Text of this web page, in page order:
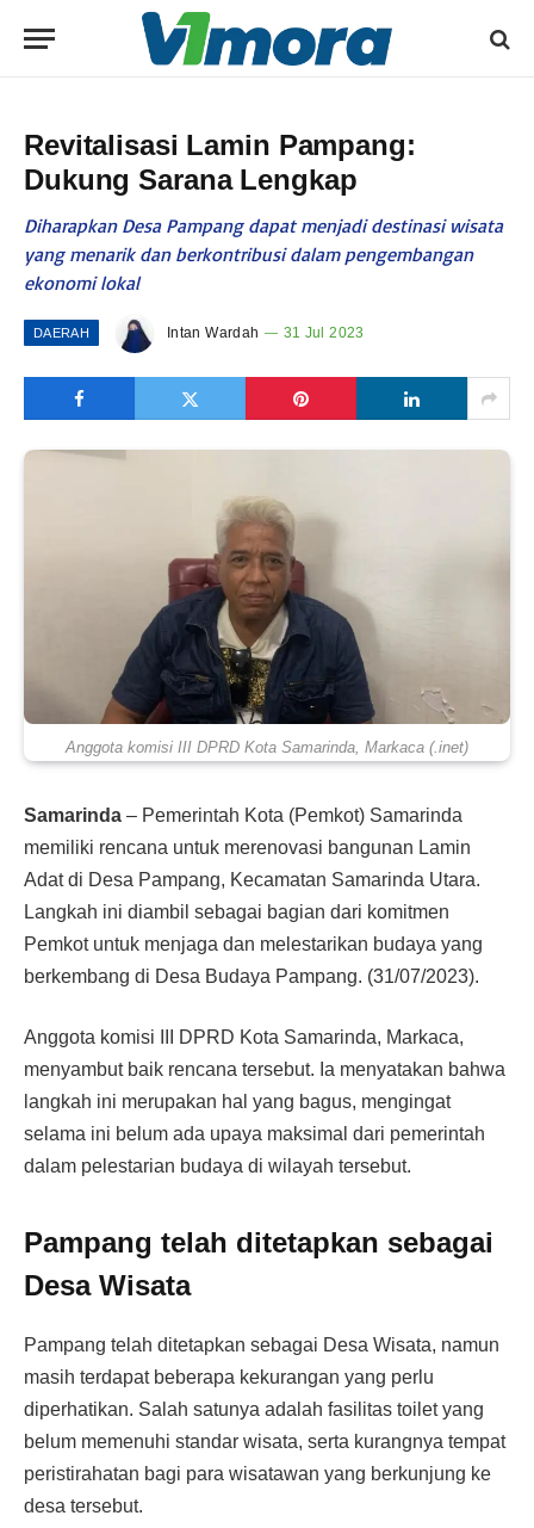
Revitalisasi Lamin Pampang:
Dukung Sarana Lengkap
Diharapkan Desa Pampang dapat menjadi destinasi wisata
yang menarik dan berkontribusi dalam pengembangan
ekonomi lokal
DAERAH Intan Wardah 31 Jul 2023
Anggota komisi III DPRD Kota Samarinda, Markaca (.inet)
Samarinda – Pemerintah Kota (Pemkot) Samarinda
memiliki rencana untuk merenovasi bangunan Lamin
Adat di Desa Pampang, Kecamatan Samarinda Utara.
Langkah ini diambil sebagai bagian dari komitmen
Pemkot untuk menjaga dan melestarikan budaya yang
berkembang di Desa Budaya Pampang. (31/07/2023).
Anggota komisi III DPRD Kota Samarinda, Markaca,
menyambut baik rencana tersebut. Ia menyatakan bahwa
langkah ini merupakan hal yang bagus, mengingat
selama ini belum ada upaya maksimal dari pemerintah
dalam pelestarian budaya di wilayah tersebut.
Pampang telah ditetapkan sebagai
Desa Wisata
Pampang telah ditetapkan sebagai Desa Wisata, namun
masih terdapat beberapa kekurangan yang perlu
diperhatikan. Salah satunya adalah fasilitas toilet yang
belum memenuhi standar wisata, serta kurangnya tempat
peristirahatan bagi para wisatawan yang berkunjung ke
desa tersebut.